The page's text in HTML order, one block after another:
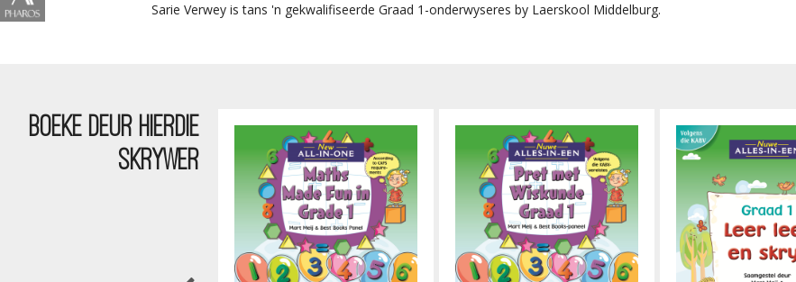
Sarie Verwey is tans 'n gekwalifiseerde Graad 1-onderwyseres by Laerskool Middelburg.
BOEKE DEUR HIERDIE
SKRYWER